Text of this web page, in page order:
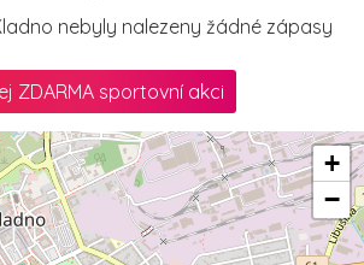
nebyly nalezeny žádné zápasy
ZDARMA sportovní akci
+
−